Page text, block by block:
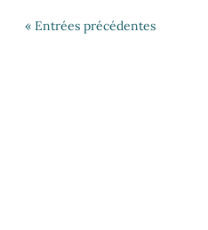
« Entrées précédentes